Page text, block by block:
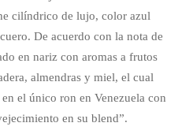
cilíndrico de lujo, color azul
De acuerdo con la nota de
en nariz con aromas a frutos
almendras y miel, el cual
el único ron en Venezuela con
en su blend”.